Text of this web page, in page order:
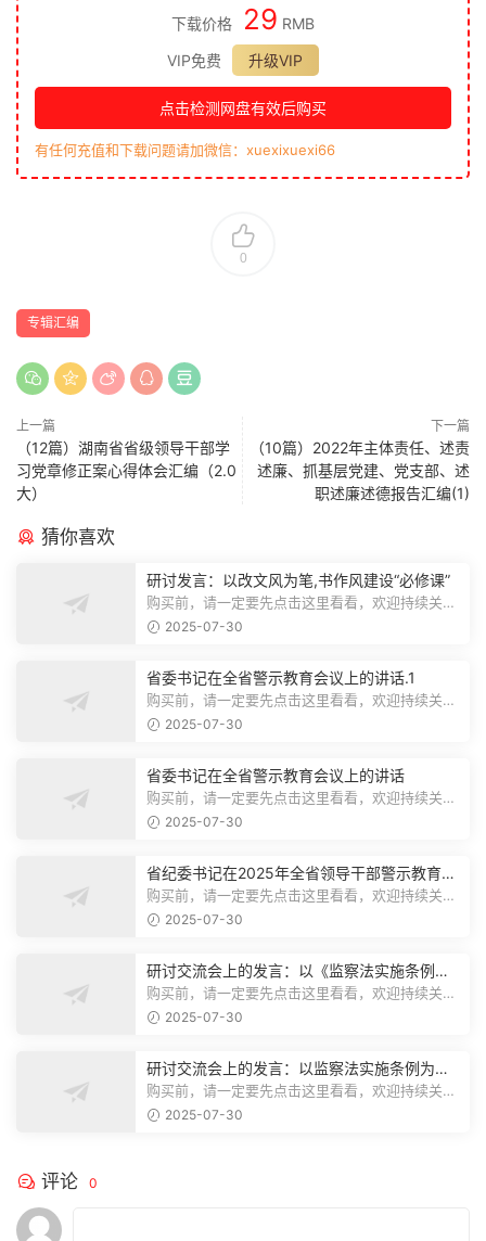
下载价格 29 RMB
VIP免费
升级VIP
点击检测网盘有效后购买
有任何充值和下载问题请加微信：xuexixuexi66
0
专辑汇编
上一篇
（12篇）湖南省省级领导干部学
习党章修正案心得体会汇编（2.0
大）
下一篇
（10篇）2022年主体责任、述责
述廉、抓基层党建、党支部、述
职述廉述德报告汇编(1)
猜你喜欢
研讨发言：以改文风为笔,书作风建设“必修课”
购买前，请一定要先点击这里看看，欢迎持续关
注，精彩模板每天推送预览结束，本文...
2025-07-30
省委书记在全省警示教育会议上的讲话.1
购买前，请一定要先点击这里看看，欢迎持续关
注，精彩模板每天推送预览结束，本文...
2025-07-30
省委书记在全省警示教育会议上的讲话
购买前，请一定要先点击这里看看，欢迎持续关
注，精彩模板每天推送预览结束，本文...
2025-07-30
省纪委书记在2025年全省领导干部警示教育会
上的讲话.1
购买前，请一定要先点击这里看看，欢迎持续关
注，精彩模板每天推送预览结束，本文...
2025-07-30
研讨交流会上的发言：以《监察法实施条例》
为纲,推动巡察工作高质量发展
购买前，请一定要先点击这里看看，欢迎持续关
注，精彩模板每天推送预览结束，本文...
2025-07-30
研讨交流会上的发言：以监察法实施条例为纲
推动巡察工作高质量发展
购买前，请一定要先点击这里看看，欢迎持续关
注，精彩模板每天推送预览结束，本文...
2025-07-30
评论 0